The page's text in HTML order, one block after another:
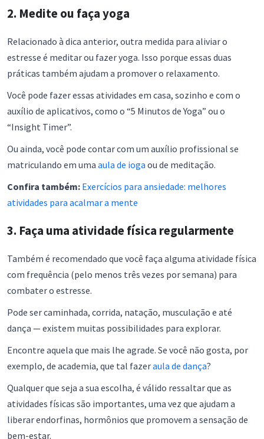
2. Medite ou faça yoga
Relacionado à dica anterior, outra medida para aliviar o
estresse é meditar ou fazer yoga. Isso porque essas duas
práticas também ajudam a promover o relaxamento.
Você pode fazer essas atividades em casa, sozinho e com o
auxílio de aplicativos, como o “5 Minutos de Yoga” ou o
“Insight Timer”.
Ou ainda, você pode contar com um auxílio profissional se
matriculando em uma aula de ioga ou de meditação.
Confira também: Exercícios para ansiedade: melhores
atividades para acalmar a mente
3. Faça uma atividade física regularmente
Também é recomendado que você faça alguma atividade física
com frequência (pelo menos três vezes por semana) para
combater o estresse.
Pode ser caminhada, corrida, natação, musculação e até
dança — existem muitas possibilidades para explorar.
Encontre aquela que mais lhe agrade. Se você não gosta, por
exemplo, de academia, que tal fazeraula de dança?
Qualquer que seja a sua escolha, é válido ressaltar que as
atividades físicas são importantes, uma vez que ajudam a
liberar endorfinas, hormônios que promovem a sensação de
bem-estar.